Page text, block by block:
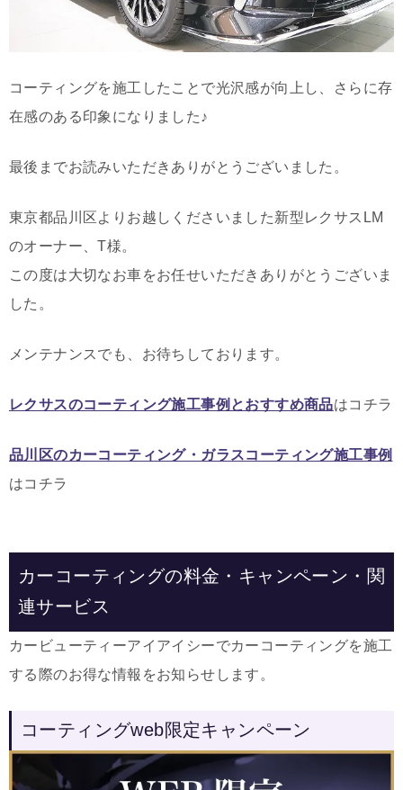
コーティングを施工したことで光沢感が向上し、さらに存
在感のある印象になりました♪
最後までお読みいただきありがとうございました。
東京都品川区よりお越しくださいました新型レクサスLM
のオーナー、T様。
この度は大切なお車をお任せいただきありがとうございま
した。
メンテナンスでも、お待ちしております。
レクサスのコーティング施工事例とおすすめ商品はコチラ
品川区のカーコーティング・ガラスコーティング施工事例
はコチラ
カーコーティングの料金・キャンペーン・関
連サービス
カービューティーアイアイシーでカーコーティングを施工
する際のお得な情報をお知らせします。
コーティングweb限定キャンペーン